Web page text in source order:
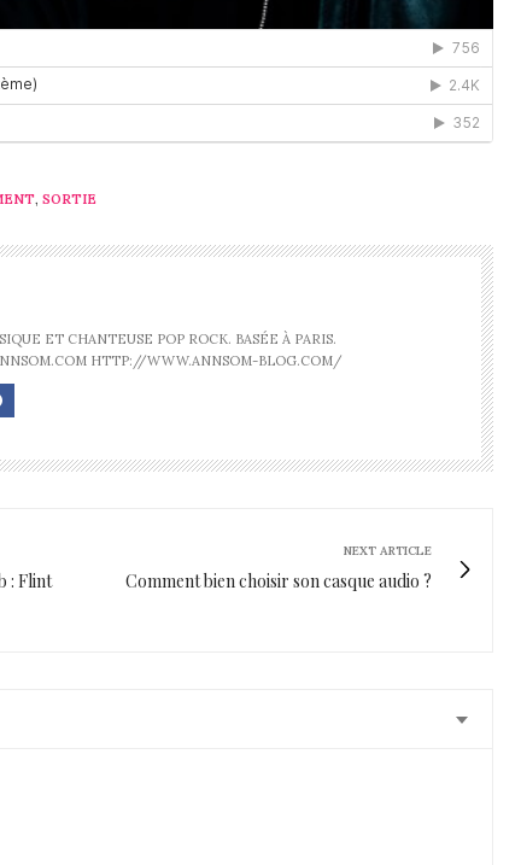
, SORTIE
ET CHANTEUSE POP ROCK. BASÉE À PARIS.
HTTP://WWW.ANNSOM-BLOG.COM/
: Flint
NEXT ARTICLE
Comment bien choisir son casque audio ?